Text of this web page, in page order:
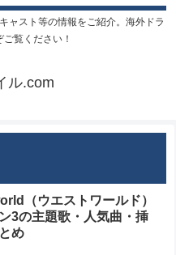
ャスト等の情報をご紹介。海外ドラ
覧ください！
ル.com
（ウエストワールド）
3の主題歌・人気曲・挿
め